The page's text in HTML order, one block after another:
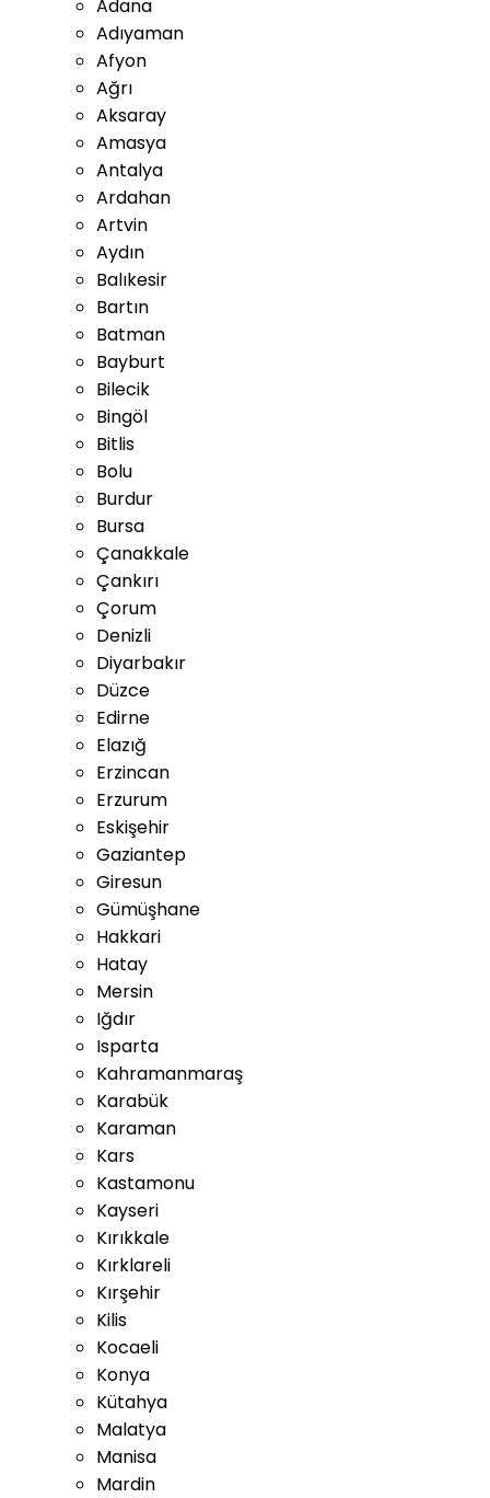
Adana
Adıyaman
Afyon
Ağrı
Aksaray
Amasya
Antalya
Ardahan
Artvin
Aydın
Balıkesir
Bartın
Batman
Bayburt
Bilecik
Bingöl
Bitlis
Bolu
Burdur
Bursa
Çanakkale
Çankırı
Çorum
Denizli
Diyarbakır
Düzce
Edirne
Elazığ
Erzincan
Erzurum
Eskişehir
Gaziantep
Giresun
Gümüşhane
Hakkari
Hatay
Mersin
Iğdır
Isparta
Kahramanmaraş
Karabük
Karaman
Kars
Kastamonu
Kayseri
Kırıkkale
Kırklareli
Kırşehir
Kilis
Kocaeli
Konya
Kütahya
Malatya
Manisa
Mardin